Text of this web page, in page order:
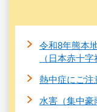
令和8年熊本
（日本赤十字
熱中症にご注
水害（集中豪